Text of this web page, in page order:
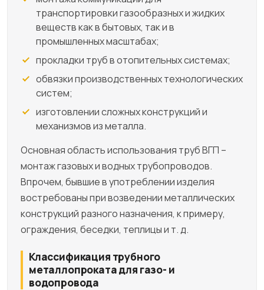
транспортировки газообразных и жидких
веществ как в бытовых, так и в
промышленных масштабах;
прокладки труб в отопительных системах;
обвязки производственных технологических
систем;
изготовлении сложных конструкций и
механизмов из металла.
Основная область использования труб ВГП –
монтаж газовых и водных трубопроводов.
Впрочем, бывшие в употреблении изделия
востребованы при возведении металлических
конструкций разного назначения, к примеру,
ограждения, беседки, теплицы и т. д.
Классификация трубного
металлопроката для газо- и
водопровода